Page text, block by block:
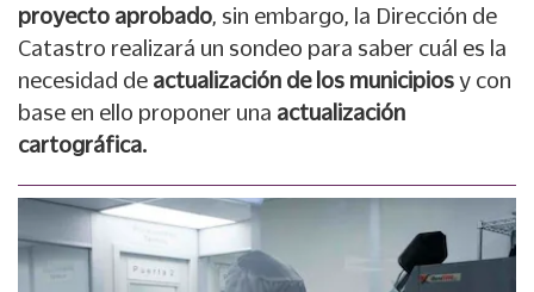
proyecto aprobado, sin embargo, la Dirección de
Catastro realizará un sondeo para saber cuál es la
necesidad de actualización de los municipios y con
base en ello proponer una actualización
cartográfica.